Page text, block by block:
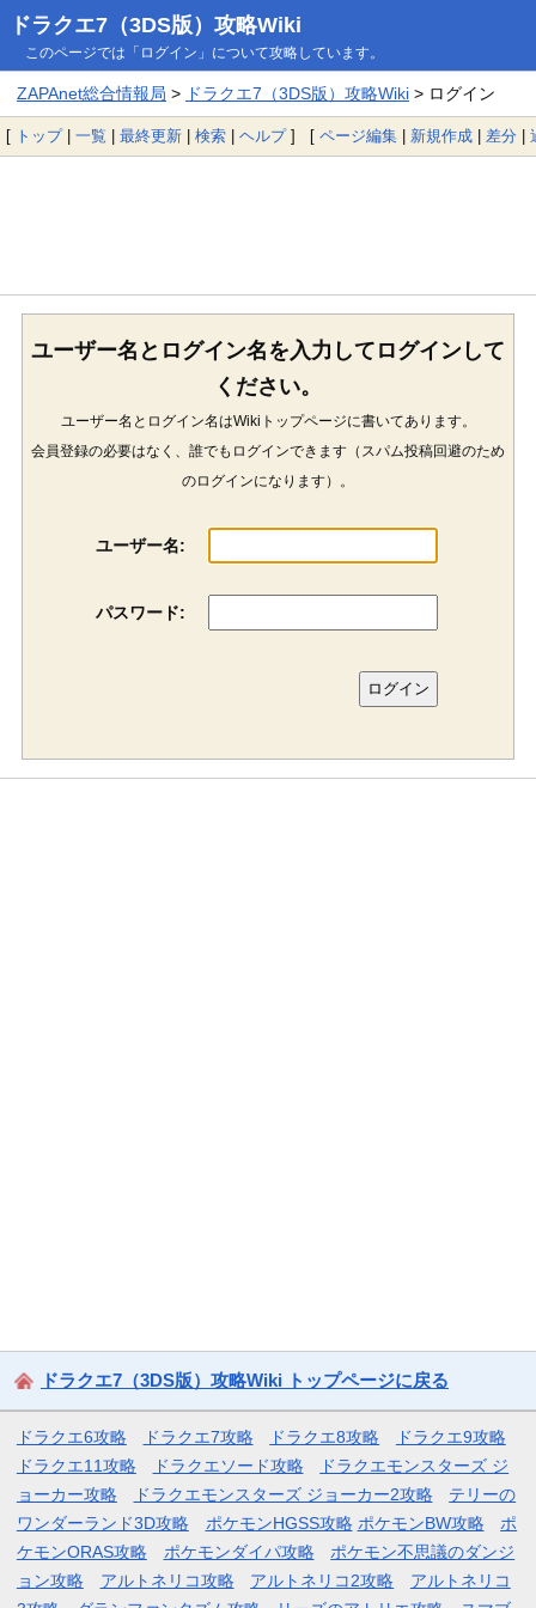
ドラクエ7（3DS版）攻略Wiki
このページでは「ログイン」について攻略しています。
ZAPAnet総合情報局 > ドラクエ7（3DS版）攻略Wiki> ログイン
[ トップ| 一覧 | 最終更新 | 検索 | ヘルプ] [ ページ編集 | 新規作成 | 差分 |
ユーザー名とログイン名を入力してログインして
ください。
ユーザー名とログイン名はWikiトップページに書いてあります。
会員登録の必要はなく、誰でもログインできます（スパム投稿回避のため
のログインになります）。
ユーザー名:
パスワード:
ドラクエ7（3DS版）攻略Wiki トップページに戻る
ドラクエ6攻略 ドラクエ7攻略 ドラクエ8攻略
ドラクエ9攻略
ドラクエ11攻略
ドラクエソード攻略
ドラクエモンスターズ ジ
ョーカー攻略
ドラクエモンスターズ ジョーカー2攻略
テリーの
ワンダーランド3D攻略
ポケモンHGSS攻略 ポケモンBW攻略
ポ
ケモンORAS攻略
ポケモンダイパ攻略
ポケモン不思議のダンジ
ョン攻略
アルトネリコ攻略 アルトネリコ2攻略
アルトネリコ